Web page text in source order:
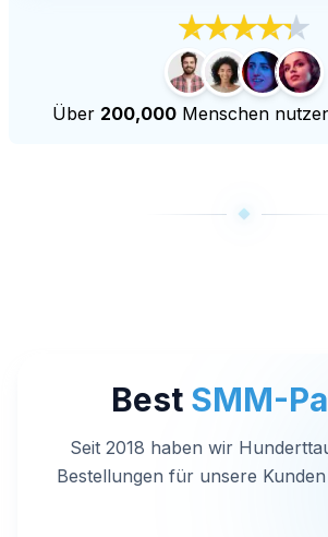
Weitere Dienstleistungen
Audiomack-Stücke kaufen
LinkedIn Follower kaufen
Tiktok Live-Aufrufe kaufen
Über 200,000Menschen
Best SMM-
Seit 2018 haben wir
Bestellungen für unsere